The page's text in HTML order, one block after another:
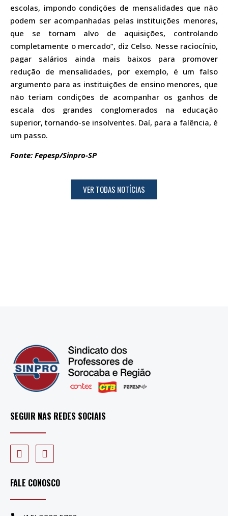
escolas, impondo condições de mensalidades que não
podem ser acompanhadas pelas instituições menores,
que se tornam alvo de aquisições, controlando
completamente o mercado”, diz Celso. Nesse raciocínio,
pagar salários ainda mais baixos para promover
redução de mensalidades, por exemplo, é um falso
argumento para as instituições de ensino menores, que
não teriam condições de acompanhar os ganhos de
escala dos grandes conglomerados na educação
superior, tornando-se insolventes. Daí, para a falência, é
um passo.
Fonte: Fepesp/Sinpro-SP
VER TODAS NOTÍCIAS
SEGUIR NAS REDES SOCIAIS
FALE CONOSCO